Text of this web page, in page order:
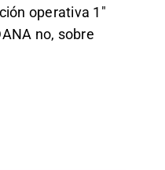
operativa 1″
no, sobre